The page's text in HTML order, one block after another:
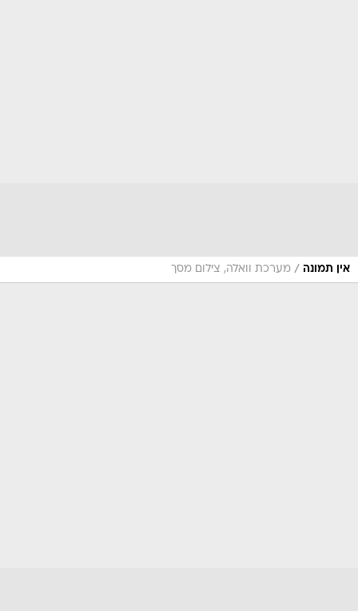
אין תמונה / מערכת וואלה, צילום מסך